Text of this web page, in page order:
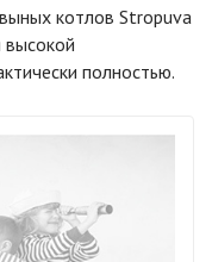
котлов Stropuva
высокой
полностью.